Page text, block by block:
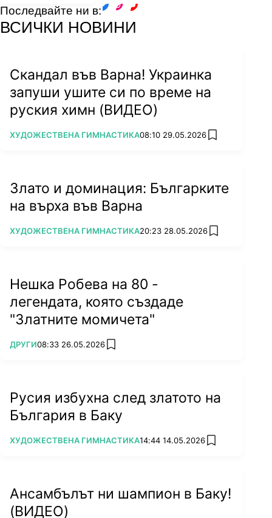
Последвайте ни в:
ВСИЧКИ НОВИНИ
Скандал във Варна! Украинка
запуши ушите си по време на
руския химн (ВИДЕО)
ПОВЕЧЕ ОТ
ХУДОЖЕСТВЕНА ГИМНАСТИКА08:10 29.05.2026 add favorites
Злато и доминация: Българките
на върха във Варна
ПОВЕЧЕ ОТ
ХУДОЖЕСТВЕНА ГИМНАСТИКА20:23 28.05.2026 add favorites
Нешка Робева на 80 -
легендата, която създаде
"Златните момичета"
ПОВЕЧЕ ОТ
ДРУГИ08:33 26.05.2026 add favorites
Русия избухна след златото на
България в Баку
ПОВЕЧЕ ОТ
ХУДОЖЕСТВЕНА ГИМНАСТИКА14:44 14.05.2026 add favorites
Ансамбълът ни шампион в Баку!
(ВИДЕО)